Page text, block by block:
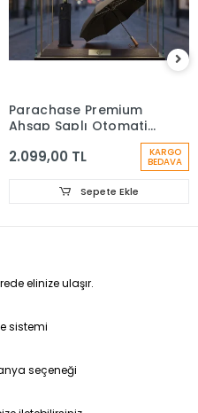
Parachase Premium
Ahşap Saplı Otomatik
Şemsiye - Çıtçıt Kılıflı
2.099,00 TL KARGO
BEDAVA
Sepete Ekle
elinize ulaşır.
sistemi
seçeneği